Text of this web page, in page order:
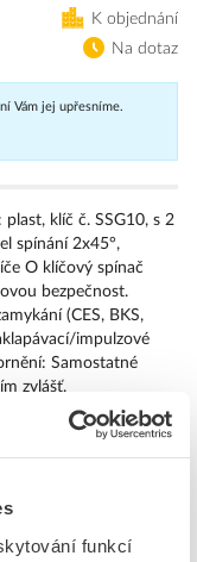
funkcí
K objednání
Na dotaz
Vám jej upřesníme.
klíč č. SSG10, s 2
spínání 2x45°,
O klíčový spínač
bezpečnost.
(CES, BKS,
impulzové
Samostatné
zvlášť.